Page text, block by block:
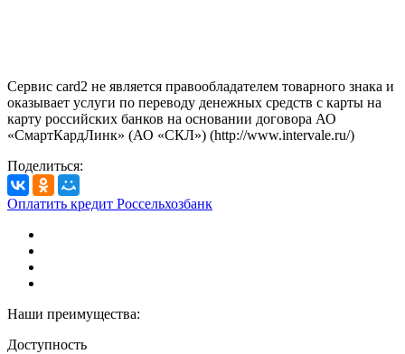
Сервис card2 не является правообладателем товарного знака и
оказывает услуги по переводу денежных средств с карты на
карту российских банков на основании договора АО
«СмартКардЛинк» (АО «СКЛ») (http://www.intervale.ru/)
Поделиться:
Оплатить кредит Россельхозбанк
Наши преимущества:
Доступность